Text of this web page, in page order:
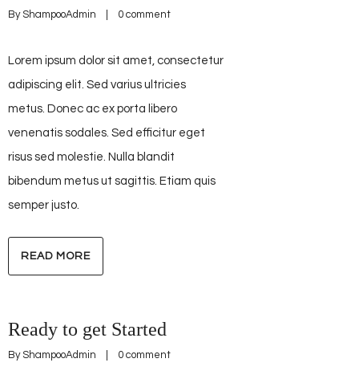
By ShampooAdmin 0 comment
Lorem ipsum dolor sit amet, consectetur
adipiscing elit. Sed varius ultricies
metus. Donec ac ex porta libero
venenatis sodales. Sed efficitur eget
risus sed molestie. Nulla blandit
bibendum metus ut sagittis. Etiam quis
semper justo.
READ MORE
Ready to get Started
By ShampooAdmin 0 comment